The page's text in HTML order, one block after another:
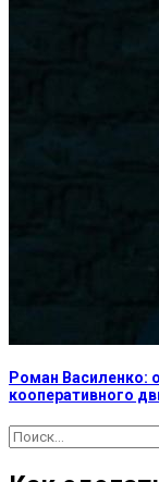
Роман Василенко:
кооперативного
Найти: